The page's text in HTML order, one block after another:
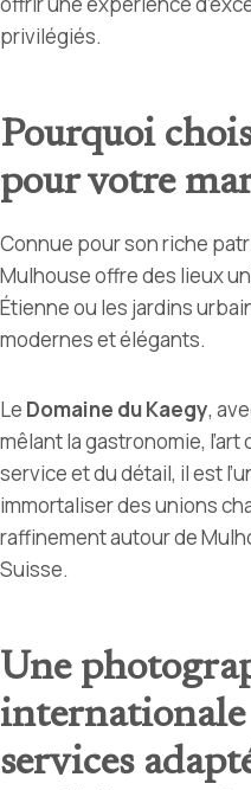
privilégiés.
Pourquoi
pour votre
Connue pour son riche
Mulhouse offre des lieux
Étienne ou les jardins
modernes et élégants.
Le Domaine du Kaegy,
mêlant la gastronomie,
service et du détail, il est
immortaliser des unions
raffinement autour de
Suisse.
Une
internationale
services